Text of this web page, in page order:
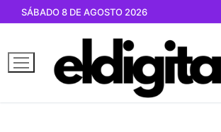
contenido
SÁBADO 8 DE AGOSTO 2026